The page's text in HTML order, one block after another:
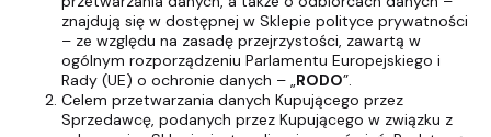
znajdują się w dostępnej w Sklepie polityce prywatności
– ze względu na zasadę przejrzystości, zawartą w
ogólnym rozporządzeniu Parlamentu Europejskiego i
Rady (UE) o ochronie danych – „RODO”.
Celem przetwarzania danych Kupującego przez
Sprzedawcę, podanych przez Kupującego w związku z